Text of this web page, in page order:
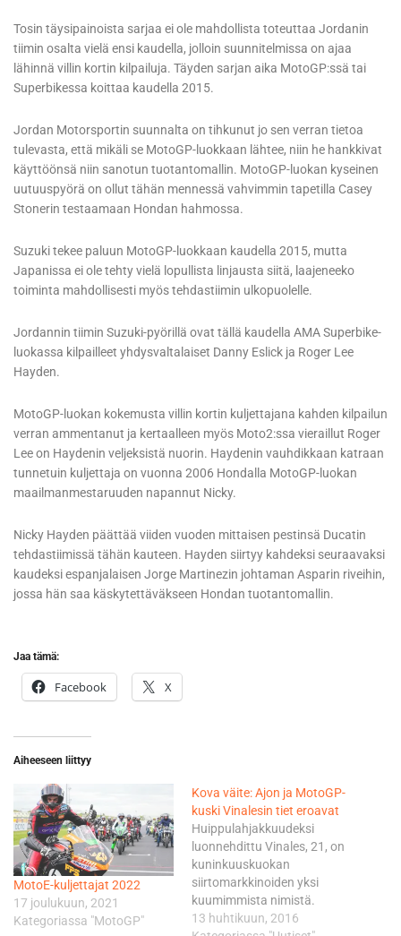
Tosin täysipainoista sarjaa ei ole mahdollista toteuttaa Jordanin
tiimin osalta vielä ensi kaudella, jolloin suunnitelmissa on ajaa
lähinnä villin kortin kilpailuja. Täyden sarjan aika MotoGP:ssä tai
Superbikessa koittaa kaudella 2015.
Jordan Motorsportin suunnalta on tihkunut jo sen verran tietoa
tulevasta, että mikäli se MotoGP-luokkaan lähtee, niin he hankkivat
käyttöönsä niin sanotun tuotantomallin. MotoGP-luokan kyseinen
uutuuspyörä on ollut tähän mennessä vahvimmin tapetilla Casey
Stonerin testaamaan Hondan hahmossa.
Suzuki tekee paluun MotoGP-luokkaan kaudella 2015, mutta
Japanissa ei ole tehty vielä lopullista linjausta siitä, laajeneeko
toiminta mahdollisesti myös tehdastiimin ulkopuolelle.
Jordannin tiimin Suzuki-pyörillä ovat tällä kaudella AMA Superbike-
luokassa kilpailleet yhdysvaltalaiset Danny Eslick ja Roger Lee
Hayden.
MotoGP-luokan kokemusta villin kortin kuljettajana kahden kilpailun
verran ammentanut ja kertaalleen myös Moto2:ssa vieraillut Roger
Lee on Haydenin veljeksistä nuorin. Haydenin vauhdikkaan katraan
tunnetuin kuljettaja on vuonna 2006 Hondalla MotoGP-luokan
maailmanmestaruuden napannut Nicky.
Nicky Hayden päättää viiden vuoden mittaisen pestinsä Ducatin
tehdastiimissä tähän kauteen. Hayden siirtyy kahdeksi seuraavaksi
kaudeksi espanjalaisen Jorge Martinezin johtaman Asparin riveihin,
jossa hän saa käskytettäväkseen Hondan tuotantomallin.
Jaa tämä:
Facebook X
Aiheeseen liittyy
MotoE-kuljettajat 2022
17 joulukuun, 2021
Kategoriassa "MotoGP"
Kova väite: Ajon ja MotoGP-
kuski Vinalesin tiet eroavat
Huippulahjakkuudeksi
luonnehdittu Vinales, 21, on
kuninkuuskuokan
siirtomarkkinoiden yksi
kuumimmista nimistä.
Hänen perässään ovat
13 huhtikuun, 2016